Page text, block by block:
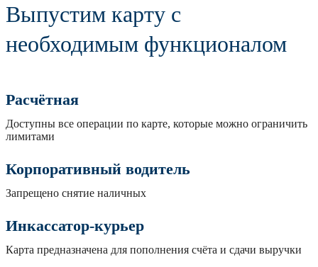
Выпустим карту с
необходимым функционалом
Расчётная
Доступны все операции по карте, которые можно ограничить
лимитами
Корпоративный водитель
Запрещено снятие наличных
Инкассатор-курьер
Карта предназначена для пополнения счёта и сдачи выручки